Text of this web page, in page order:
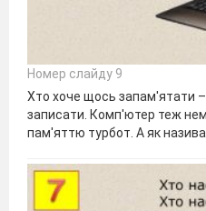
Номер слайду 9
Хто хоче щось запам'ятати
записати. Комп'ютер теж
пам'яттю турбот. А як